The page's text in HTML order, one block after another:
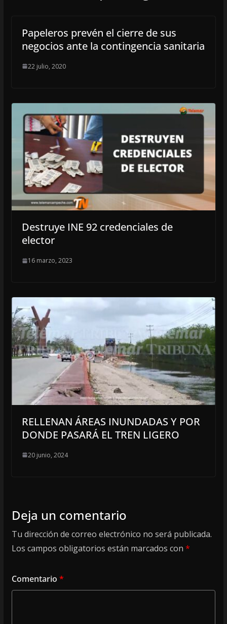
Papeleros prevén el cierre de sus
negocios ante la contingencia sanitaria
22 julio, 2020
Destruye INE 92 credenciales de
elector
16 marzo, 2023
RELLENAN ÁREAS INUNDADAS Y POR
DONDE PASARÁ EL TREN LIGERO
20 junio, 2024
Deja un comentario
Tu dirección de correo electrónico no será publicada.
Los campos obligatorios están marcados con *
Comentario *